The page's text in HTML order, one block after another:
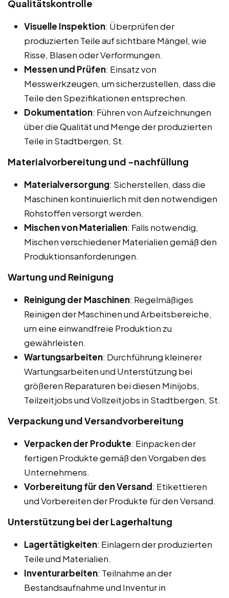
Qualitätskontrolle
Visuelle Inspektion: Überprüfen der
produzierten Teile auf sichtbare Mängel, wie
Risse, Blasen oder Verformungen.
Messen und Prüfen: Einsatz von
Messwerkzeugen, um sicherzustellen, dass die
Teile den Spezifikationen entsprechen.
Dokumentation: Führen von Aufzeichnungen
über die Qualität und Menge der produzierten
Teile in Stadtbergen, St.
Materialvorbereitung und -nachfüllung
Materialversorgung: Sicherstellen, dass die
Maschinen kontinuierlich mit den notwendigen
Rohstoffen versorgt werden.
Mischen von Materialien: Falls notwendig,
Mischen verschiedener Materialien gemäß den
Produktionsanforderungen.
Wartung und Reinigung
Reinigung der Maschinen: Regelmäßiges
Reinigen der Maschinen und Arbeitsbereiche,
um eine einwandfreie Produktion zu
gewährleisten.
Wartungsarbeiten: Durchführung kleinerer
Wartungsarbeiten und Unterstützung bei
größeren Reparaturen bei diesen Minijobs,
Teilzeitjobs und Vollzeitjobs in Stadtbergen, St.
Verpackung und Versandvorbereitung
Verpacken der Produkte: Einpacken der
fertigen Produkte gemäß den Vorgaben des
Unternehmens.
Vorbereitung für den Versand: Etikettieren
und Vorbereiten der Produkte für den Versand.
Unterstützung bei der Lagerhaltung
Lagertätigkeiten: Einlagern der produzierten
Teile und Materialien.
Inventurarbeiten: Teilnahme an der
Bestandsaufnahme und Inventur in